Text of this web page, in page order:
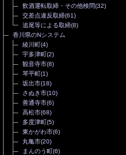
飲酒運転取締・その他検問(32)
交差点違反取締(61)
追尾等による取締(8)
香川県のNシステム
綾川町(4)
宇多津町(2)
観音寺市(8)
琴平町(1)
坂出市(18)
さぬき市(10)
善通寺市(6)
高松市(68)
多度津町(5)
東かがわ市(6)
丸亀市(20)
まんのう町(6)